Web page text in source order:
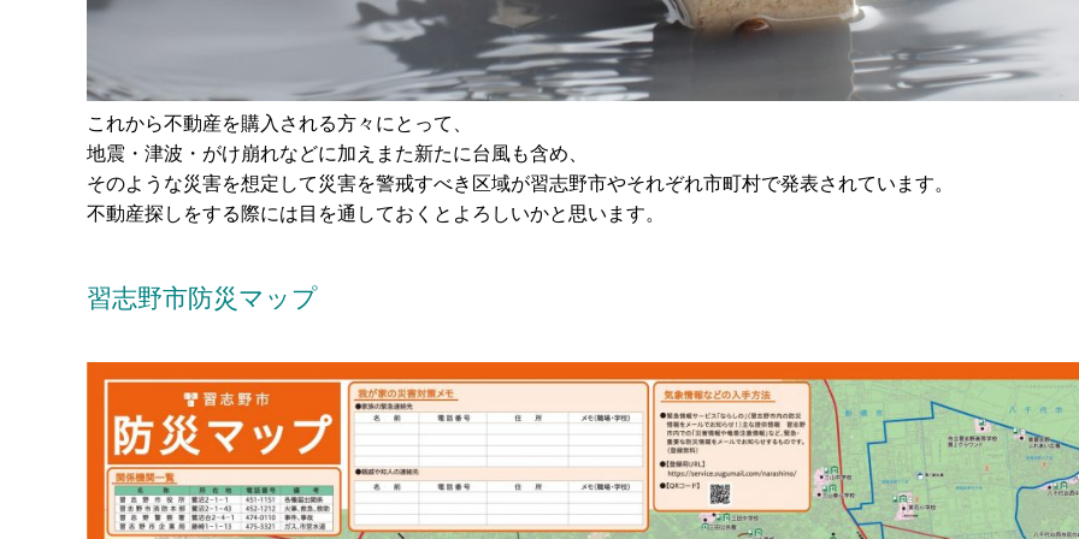
これから不動産を購入される方々にとって、
地震・津波・がけ崩れなどに加えまた新たに台風も含め、
そのような災害を想定して災害を警戒すべき区域が習志野市やそれぞれ市町村で発表されています。
不動産探しをする際には目を通しておくとよろしいかと思います。
習志野市防災マップ